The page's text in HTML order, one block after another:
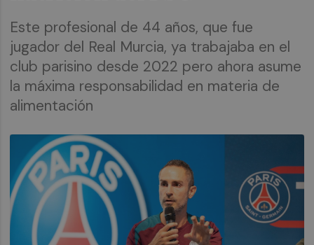
Este profesional de 44 años, que fue
jugador del Real Murcia, ya trabajaba en el
club parisino desde 2022 pero ahora asume
la máxima responsabilidad en materia de
alimentación